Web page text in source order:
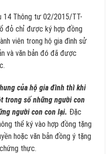
14 Thông tư 02/2015/TT-
đỏ chỉ được ký hợp đồng
viên trong hộ gia đình sử
và văn bản đó đã được
của hộ gia đình thì khi
trong số những người con
người con con lại. Đặc
thể ký vào hợp đồng tặng
hoặc văn bản đồng ý tặng
thực.